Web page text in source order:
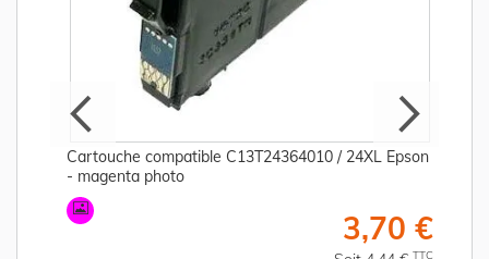
Cartouche compatible C13T24364010 / 24XL Epson
- magenta photo
3,70 €
TTC